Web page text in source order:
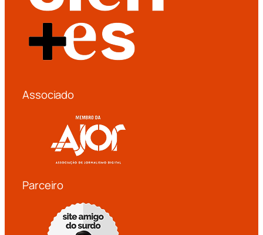
Associado
Parceiro